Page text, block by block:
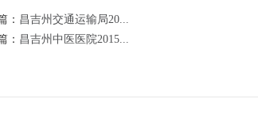
： 昌吉州交通运输局20...
： 昌吉州中医医院2015...